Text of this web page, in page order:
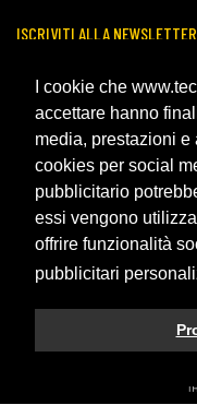
I cookie che
accettare hanno
media, prestazioni e
cookies per social
pubblicitario
essi vengono
offrire funzionalità
pubblicitari
ISCRIVITI ALLA NEWSLETTER
Ho letto laprivacy policy
personali per ricevere
All trademarks are
Products, S.L.U. its
independently owned
owned by Peli Products, S.L.U
© 2026